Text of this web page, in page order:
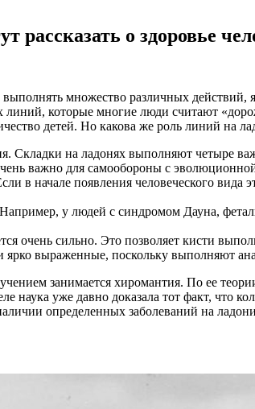
о здоровье
множество различных
которые многие люди считают
детей. Но какова же роль линий на
Складки на ладонях выполняют четыре
важно для самообороны с
в начале появления человеческого вида
у людей с синдромом Дауна,
очень сильно. Это позволяет кисти
ярко выраженные, поскольку выполняют
занимается хиромантия. По ее
уже давно доказала тот факт, что
определенных заболеваний на